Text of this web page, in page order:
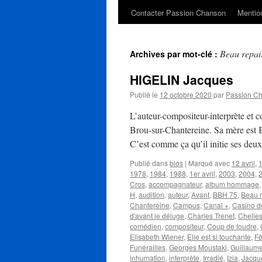
Contacter Passion Chanson
Archives par mot-clé : Beau
HIGELIN Jacques
Publié le 12 octobre 2020 par Passion
L’auteur-compositeur-interprète et
Brou-sur-Chantereine. Sa mère est
C’est comme ça qu’il initie ses
Publié dansbios | Marqué avec 12 avril,
1978, 1984, 1988, 1er avril, 2003, 2004,
Cros, accompagnateur, album hommage,
H, audition, auteur, Avant, BBH 75, Beau
Chantereine, Campus, Canal +, Casino
d'avant le déluge, Charles Trenet, Chelles
comédien, compositeur, Coup de foudre,
Elisabeth Wiener, Elle est si touchante,
Funérailles, Georges Moustaki,
inhumation, interprète, Irradié, Izia,